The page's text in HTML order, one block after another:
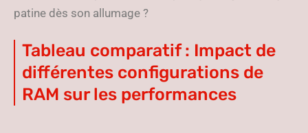
patine dès son allumage ?
Tableau comparatif : Impact de
différentes configurations de
RAM sur les performances